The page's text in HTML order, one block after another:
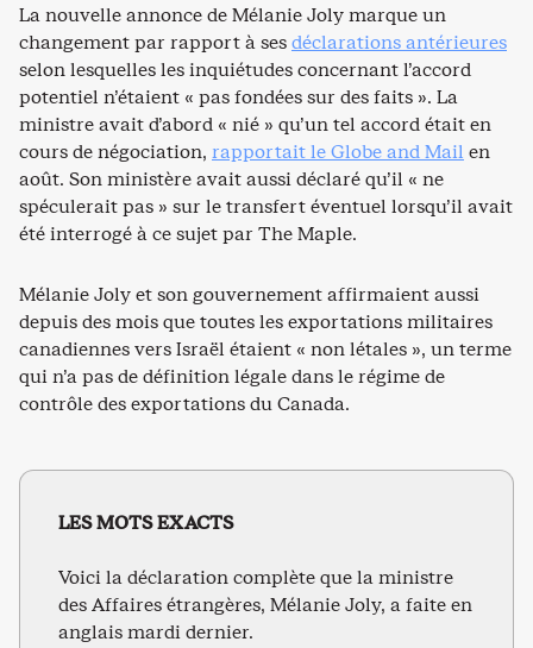
La nouvelle annonce de Mélanie Joly marque un
changement par rapport à sesdéclarations antérieures
selon lesquelles les inquiétudes concernant l’accord
potentiel n’étaient « pas fondées sur des faits ». La
ministre avait d’abord « nié » qu’un tel accord était en
cours de négociation, rapportait le Globe and Mail en
août. Son ministère avait aussi déclaré qu’il « ne
spéculerait pas » sur le transfert éventuel lorsqu’il avait
été interrogé à ce sujet par The Maple.
Mélanie Joly et son gouvernement affirmaient aussi
depuis des mois que toutes les exportations militaires
canadiennes vers Israël étaient « non létales », un terme
qui n’a pas de définition légale dans le régime de
contrôle des exportations du Canada.
LES MOTS EXACTS
Voici la déclaration complète que la ministre
des Affaires étrangères, Mélanie Joly, a faite en
anglais mardi dernier.